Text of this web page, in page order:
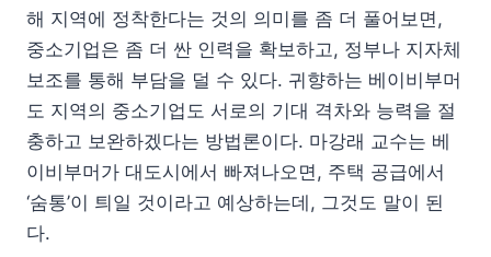
해 지역에 정착한다는 것의 의미를 좀 더 풀어보면,
중소기업은 좀 더 싼 인력을 확보하고, 정부나 지자체
보조를 통해 부담을 덜 수 있다. 귀향하는 베이비부머
도 지역의 중소기업도 서로의 기대 격차와 능력을 절
충하고 보완하겠다는 방법론이다. 마강래 교수는 베
이비부머가 대도시에서 빠져나오면, 주택 공급에서
‘숨통’이 틔일 것이라고 예상하는데, 그것도 말이 된
다.